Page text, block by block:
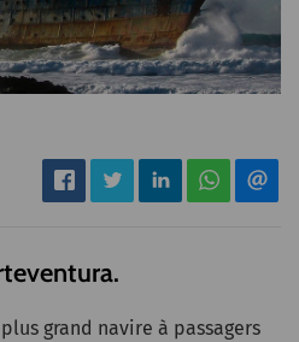
grand navire à passagers